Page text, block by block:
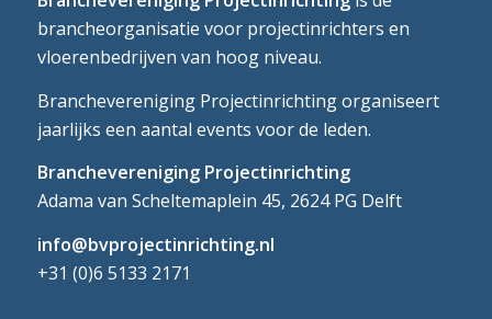
brancheorganisatie voor projectinrichters en
vloerenbedrijven van hoog niveau.
Branchevereniging Projectinrichting organiseert
jaarlijks een aantal events voor de leden.
Branchevereniging Projectinrichting
Adama van Scheltemaplein 45, 2624 PG Delft
info@bvprojectinrichting.nl
+31 (0)6 5133 2171